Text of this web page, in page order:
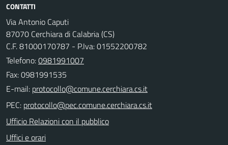
CONTATTI
Via Antonio Caputi
87070 Cerchiara di Calabria (CS)
C.F. 81000170787 - P.Iva: 01552200782
Telefono:0981991007
Fax: 0981991535
E-mail:
PEC:
Ufficio Relazioni con il pubblico
Uffici e orari